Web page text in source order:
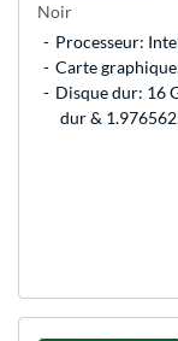
Noir
Processeur:
Carte
Disque dur: 16
dur &